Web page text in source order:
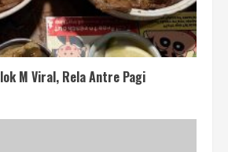
M Viral, Rela Antre Pagi